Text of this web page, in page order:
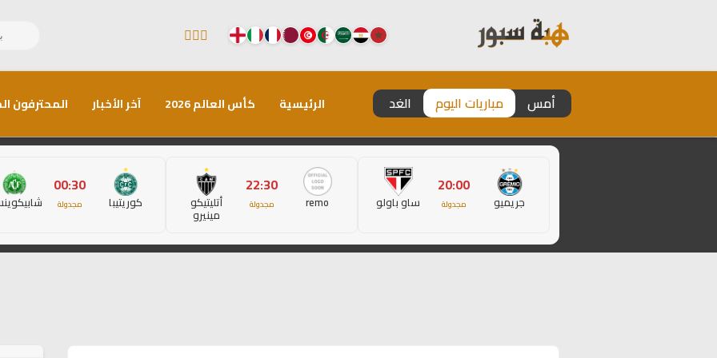
أمس مباريات اليوم الغد الرئيسية كأس العالم 2026 آخر الأخبار المحترفون
جريميو
20:00
مجدولة ساو باولو remo
22:30
مجدولة أتليتيكو
مينيرو
كوريتيبا
00:30
مجدولة